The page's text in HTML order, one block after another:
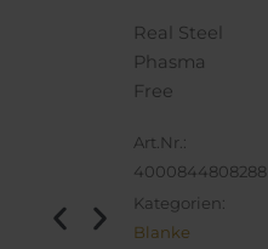
Real Steel
Phasma
Free
Art.Nr.:
4000844808288
Kategorien:
Blanke